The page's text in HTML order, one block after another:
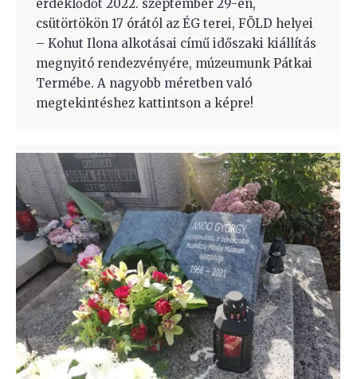
érdeklődőt 2022. szeptember 29-én,
csütörtökön 17 órától az ÉG terei, FÖLD helyei
– Kohut Ilona alkotásai című időszaki kiállítás
megnyitó rendezvényére, múzeumunk Pátkai
Termébe. A nagyobb méretben való
megtekintéshez kattintson a képre!